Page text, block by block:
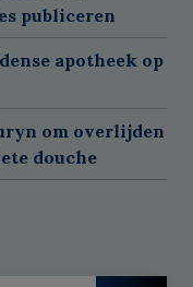
publiceren
apotheek op
om overlijden
douche